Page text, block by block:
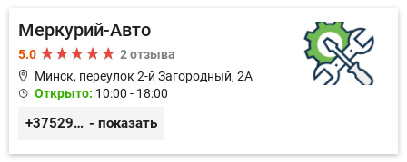
Меркурий-Авто
5.0
2 отзыва
Минск, переулок 2-й Загородный, 2А
Открыто: 10:00 - 18:00
+375291151118 - показать